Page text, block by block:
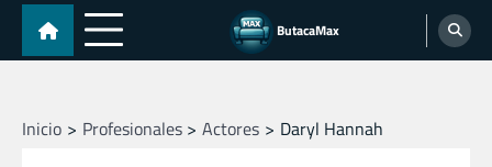
Skip
content
ButacaMax
Inicio Profesionales Actores Daryl Hannah